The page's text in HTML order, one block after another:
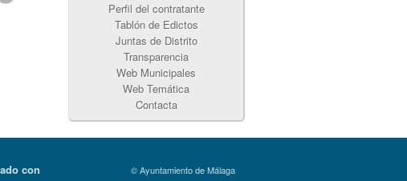
Perfil del contratante
Tablón de Edictos
Juntas de Distrito
Transparencia
Web Municipales
Web Temática
Contacta
con
© Ayuntamiento de Málaga